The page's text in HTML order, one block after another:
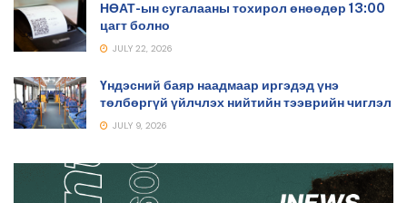
НӨАТ-ын сугалааны тохирол өнөөдөр 13:00
цагт болно
JULY 22, 2026
Үндэсний баяр наадмаар иргэдэд үнэ
төлбөргүй үйлчлэх нийтийн тээврийн чиглэл
JULY 9, 2026